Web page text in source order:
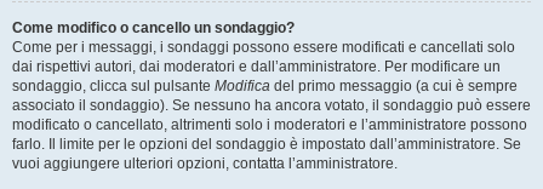
Come modifico o cancello un sondaggio?
Come per i messaggi, i sondaggi possono essere modificati e cancellati solo
dai rispettivi autori, dai moderatori e dall’amministratore. Per modificare un
sondaggio, clicca sul pulsante Modifica del primo messaggio (a cui è sempre
associato il sondaggio). Se nessuno ha ancora votato, il sondaggio può essere
modificato o cancellato, altrimenti solo i moderatori e l’amministratore possono
farlo. Il limite per le opzioni del sondaggio è impostato dall’amministratore. Se
vuoi aggiungere ulteriori opzioni, contatta l’amministratore.